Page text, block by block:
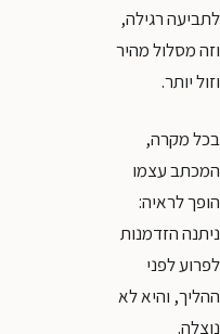
לתביעה רגילה,
וזה מסלול מהיר
וזול יותר.
בכל מקרה,
המכתב עצמו
הופך לראיה:
ניתנה הזדמנות
לפרוע לפני
ההליך, והיא לא
נוצלה.